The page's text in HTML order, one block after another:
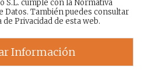
S.L. cumple con la Normativa
Datos. También puedes consultar
de Privacidadde esta web.
Información